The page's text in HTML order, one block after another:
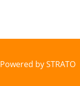
Powered by STRATO